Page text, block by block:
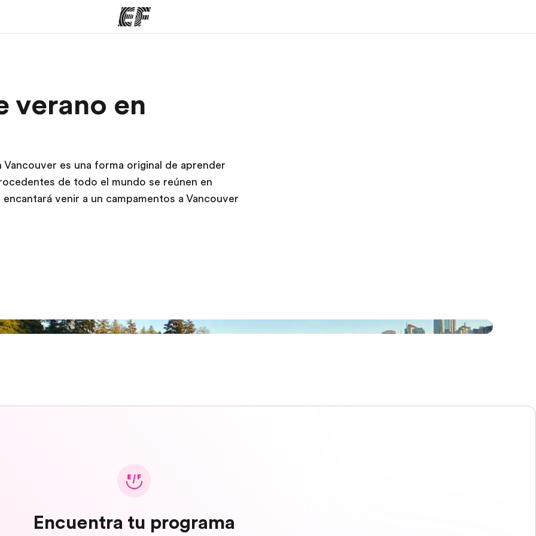
hacemos Encuentra una oficina
verano en
es una forma original de aprender
de todo el mundo se reúnen en
venir a un campamentos a Vancouver
Encuentra tu programa